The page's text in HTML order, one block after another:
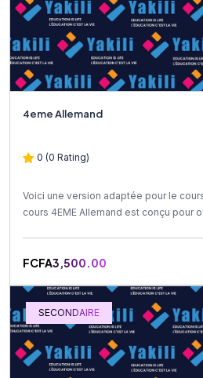
4eme Allemand
0 (0 Rating)
Voici une version adaptée pour le
cours 4EME Allemand est conçu pour
FCFA3,500.00
SECONDAIRE